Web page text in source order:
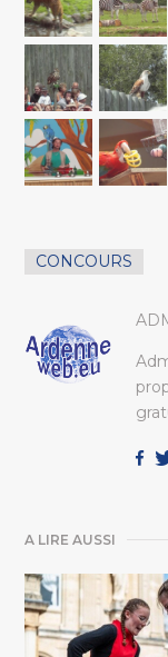
CONCOURS
A LIRE AUSSI